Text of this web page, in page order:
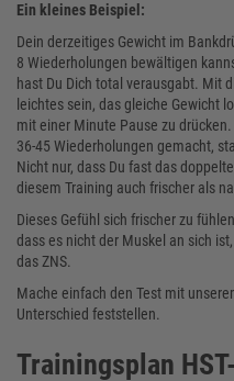
Ein kleines Beispiel:
Dein derzeitiges Gewicht im
8 Wiederholungen bewältigen
hast Du Dich total verausgabt. Mit
leichtes sein, das gleiche Gewicht
mit einer Minute Pause zu
36-45 Wiederholungen gemacht,
Nicht nur, dass Du fast das
diesem Training auch frischer als
Dieses Gefühl sich frischer zu
dass es nicht der Muskel an sich
das ZNS.
Mache einfach den Test mit
Unterschied feststellen.
Trainingsplan